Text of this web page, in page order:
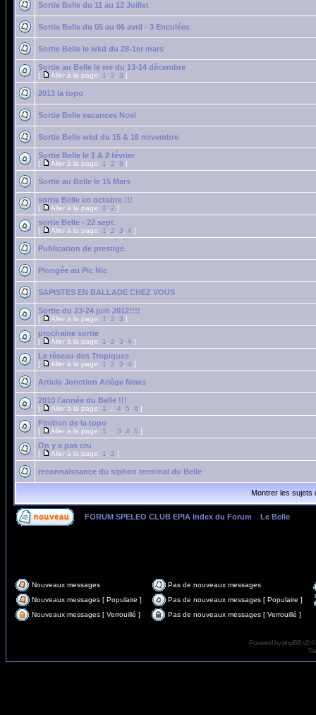
Sortie Belle du 11 au 12 Juillet
Sortie Belle du 05 au 06 avril - 3 Enculées
Sortie Belle le wkd du 28-1er mars
Sortie au Belle le we du 13-14 décembre
[ Aller à la page: 1 2 3 ]
2013 la topo
Sortie Belle vacances Noel
Sortie Belle wkd du 15 & 16 novembre
Sortie Belle le 1 & 2 février
[ Aller à la page: 1 2 3 ]
Sortie au Belle le 15 Mars
sortie Belle en octobre !!!
[ Aller à la page: 1 2 ]
sortie Belle - 22 sept.
[ Aller à la page: 1 2 3 4 ]
Publication de prestige.
Plongée au Pic Nic
SAPISTES EN BALLADE CHEZ VOUS
Sortie du 23-24 juin 2012!!!!
[ Aller à la page: 1 2 3 ]
prochaine sortie
[ Aller à la page: 1 2 3 4 ]
Le réseau des Tropiques
[ Aller à la page: 1 2 3 4 ]
Article Jonction Ariège News
2010 l'année du Belle !!!
[ Aller à la page: 1 4 5 6 ]
Finition de la topo
[ Aller à la page: 1 3 4 5 ]
On y a pas cru
[ Aller à la page: 1 2 ]
reconnaissance du siphon terminal du Belle
Montrer les sujets
FORUM SPELEO CLUB EPIA Index du Forum Le Belle
Nouveaux messages
Pas de nouveaux messages
Nouveaux messages [ Populaire ]
Pas de nouveaux messages [ Populaire ]
Nouveaux messages [ Verrouillé ]
Pas de nouveaux messages [ Verrouillé ]
Powered byphpBBv2 ©